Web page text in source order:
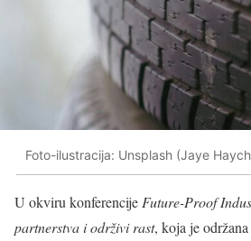
Foto-ilustracija: Unsplash (Jaye
U okviru konferencije Future-Proof
partnerstva i održivi rast, koja je